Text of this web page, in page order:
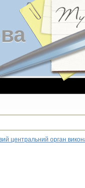
центральний орган